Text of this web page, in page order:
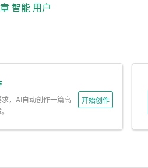
手可以根据文章内容，自动匹配
手可以自动生成文章，大大提高
智能 用户
，AI自动创作一篇高
开始创作